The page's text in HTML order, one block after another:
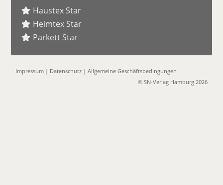
Haustex Star
Heimtex Star
Parkett Star
Impressum | Datenschutz |Allgemeine Geschäftsbedingungen
© SN-Verlag Hamburg 2026